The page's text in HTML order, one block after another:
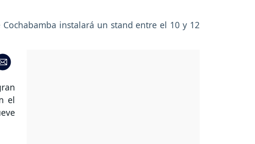
instalará un stand entre el 10 y 12
el